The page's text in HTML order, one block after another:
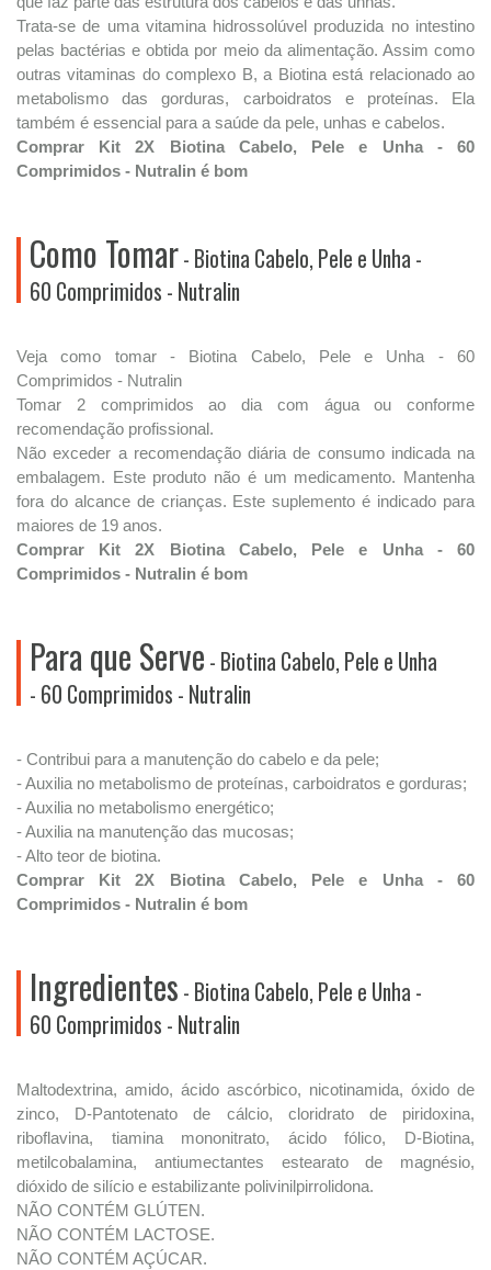
Trata-se de uma vitamina hidrossolúvel produzida no intestino
pelas bactérias e obtida por meio da alimentação. Assim como
outras vitaminas do complexo B, a Biotina está relacionado ao
metabolismo das gorduras, carboidratos e proteínas. Ela
também é essencial para a saúde da pele, unhas e cabelos.
Comprar Kit 2X Biotina Cabelo, Pele e Unha - 60
Comprimidos - Nutralin é bom
Como Tomar- Biotina Cabelo, Pele e Unha -
60 Comprimidos - Nutralin
Veja como tomar - Biotina Cabelo, Pele e Unha - 60
Comprimidos - Nutralin
Tomar 2 comprimidos ao dia com água ou conforme
recomendação profissional.
Não exceder a recomendação diária de consumo indicada na
embalagem. Este produto não é um medicamento. Mantenha
fora do alcance de crianças. Este suplemento é indicado para
maiores de 19 anos.
Comprar Kit 2X Biotina Cabelo, Pele e Unha - 60
Comprimidos - Nutralin é bom
Para que Serve - Biotina Cabelo, Pele e Unha
- 60 Comprimidos - Nutralin
- Contribui para a manutenção do cabelo e da pele;
- Auxilia no metabolismo de proteínas, carboidratos e gorduras;
- Auxilia no metabolismo energético;
- Auxilia na manutenção das mucosas;
- Alto teor de biotina.
Comprar Kit 2X Biotina Cabelo, Pele e Unha - 60
Comprimidos - Nutralin é bom
Ingredientes - Biotina Cabelo, Pele e Unha -
60 Comprimidos - Nutralin
Maltodextrina, amido, ácido ascórbico, nicotinamida, óxido de
zinco, D-Pantotenato de cálcio, cloridrato de piridoxina,
riboflavina, tiamina mononitrato, ácido fólico, D-Biotina,
metilcobalamina, antiumectantes estearato de magnésio,
dióxido de silício e estabilizante polivinilpirrolidona.
NÃO CONTÉM GLÚTEN.
NÃO CONTÉM LACTOSE.
NÃO CONTÉM AÇÚCAR.